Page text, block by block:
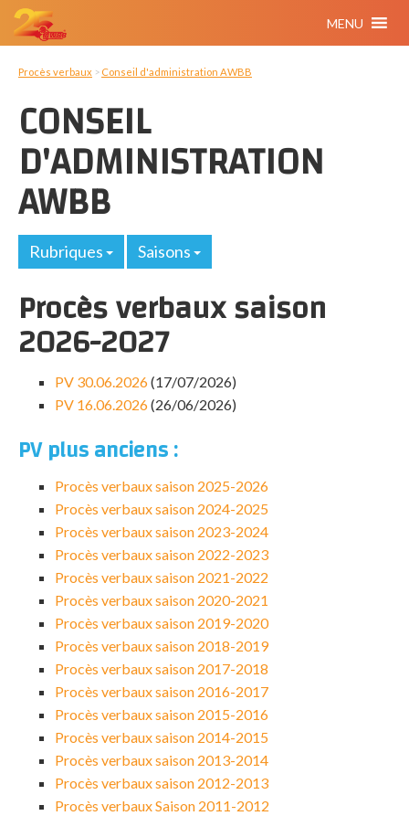
MENU
Procès verbaux > Conseil d'administration AWBB
CONSEIL
D'ADMINISTRATION
AWBB
Rubriques Saisons
Procès verbaux saison
2026-2027
PV 30.06.2026(17/07/2026)
PV 16.06.2026(26/06/2026)
PV plus anciens :
Procès verbaux saison 2025-2026
Procès verbaux saison 2024-2025
Procès verbaux saison 2023-2024
Procès verbaux saison 2022-2023
Procès verbaux saison 2021-2022
Procès verbaux saison 2020-2021
Procès verbaux saison 2019-2020
Procès verbaux saison 2018-2019
Procès verbaux saison 2017-2018
Procès verbaux saison 2016-2017
Procès verbaux saison 2015-2016
Procès verbaux saison 2014-2015
Procès verbaux saison 2013-2014
Procès verbaux saison 2012-2013
Procès verbaux Saison 2011-2012